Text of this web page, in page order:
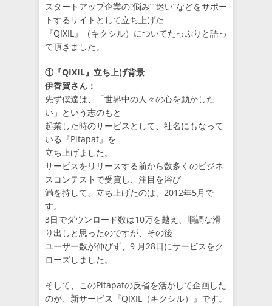
スタートアップ企業の“悩み”“迷い”などをサポー
トするサイトとして立ち上げた
『QIXIL』（キクシル）についてたっぷりと語っ
て頂きました。
①『QIXIL』立ち上げ背景
伊香賀さん：
先ず僕達は、「世界中の人々の心を動かした
い」という志のもと
起業した時のサービスとして、社名にもなって
いる『Pitapat』を
立ち上げました。
サービスをリリースする前から数多くのビジネ
スコンテストで受賞し、注目を浴び
満を持して、立ち上げたのは、2012年5月で
す。
3日でダウンロード数は10万を越え、順調な滑
り出しと思ったのですが、その後
ユーザー数が伸びず、9 月28日にサービスをク
ローズしました。
そして、このPitapatの反省を活かして企画した
のが、新サービス『QIXIL（キクシル）』です。